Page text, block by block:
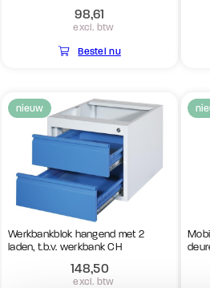
98,61
excl. btw
Bestel nu
nieuw
Werkbankblok hangend met 2
laden, t.b.v. werkbank CH
148,50
excl. btw